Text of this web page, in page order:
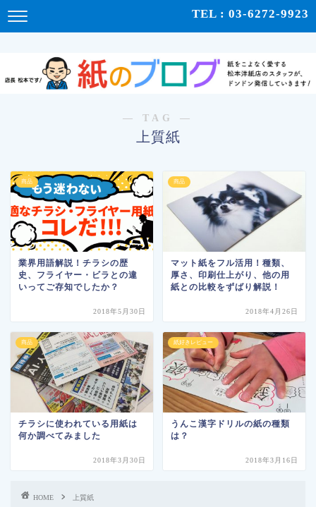
TEL : 03-6272-9923
― TAG ―
上質紙
商品
業界用語解説！チラシの歴
史、フライヤー・ビラとの違
いってご存知でしたか？
2018年5月30日
商品
マット紙をフル活用！種類、
厚さ、印刷仕上がり、他の用
紙との比較をずばり解説！
2018年4月26日
商品
チラシに使われている用紙は
何か調べてみました
2018年3月30日
紙好きレビュー
うんこ漢字ドリルの紙の種類
は？
2018年3月16日
HOME 上質紙